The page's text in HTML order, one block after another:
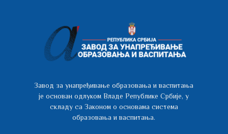
Завод за унапређивање образовања и васпитања
је основан одлуком Владе Републике Србије, у
складу са Законом о основама система
образовања и васпитања.